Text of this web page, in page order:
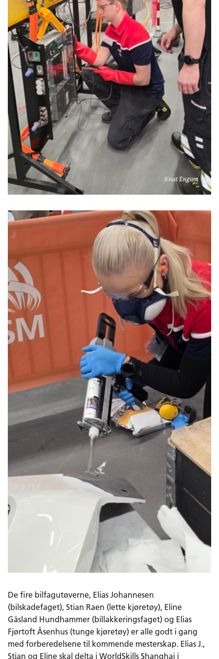
De fire bilfagutøverne, Elias Johannesen
(bilskadefaget), Stian Raen (lette kjøretøy), Eline
Gåsland Hundhammer (billakkeringsfaget) og Elias
Fjørtoft Åsenhus (tunge kjøretøy) er alle godt i gang
med forberedelsene til kommende mesterskap. Elias J.,
Stian og Eline skal delta i WorldSkills Shanghai i